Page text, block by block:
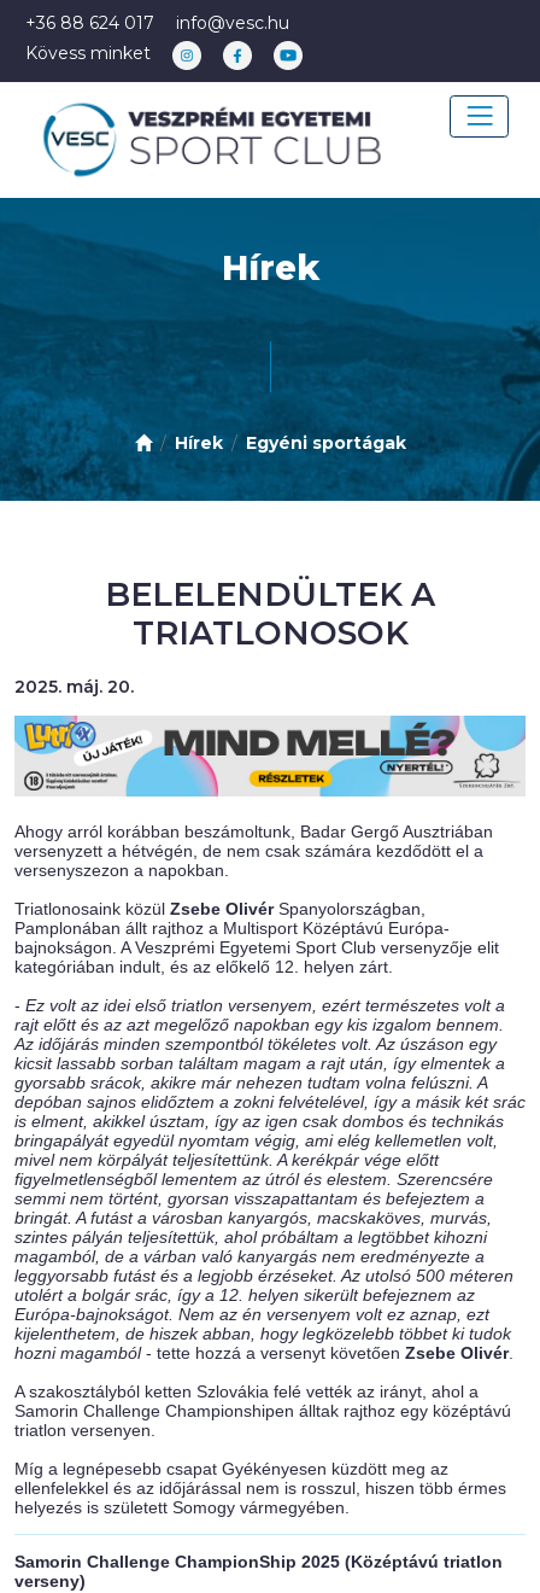
+36 88 624 017
info@vesc.hu
Kövess minket
Hírek
Hírek Egyéni sportágak
BELELENDÜLTEK A
TRIATLONOSOK
2025. máj. 20.
Ahogy arról korábban beszámoltunk, Badar Gergő Ausztriában
versenyzett a hétvégén, de nem csak számára kezdődött el a
versenyszezon a napokban.
Triatlonosaink közül Zsebe OlivérSpanyolországban,
Pamplonában állt rajthoz a Multisport Középtávú Európa-
bajnokságon. A Veszprémi Egyetemi Sport Club versenyzője elit
kategóriában indult, és az előkelő 12. helyen zárt.
- Ez volt az idei első triatlon versenyem, ezért természetes volt a
rajt előtt és az azt megelőző napokban egy kis izgalom bennem.
Az időjárás minden szempontból tökéletes volt. Az úszáson egy
kicsit lassabb sorban találtam magam a rajt után, így elmentek a
gyorsabb srácok, akikre már nehezen tudtam volna felúszni. A
depóban sajnos elidőztem a zokni felvételével, így a másik két srác
is elment, akikkel úsztam, így az igen csak dombos és technikás
bringapályát egyedül nyomtam végig, ami elég kellemetlen volt,
mivel nem körpályát teljesítettünk. A kerékpár vége előtt
figyelmetlenségből lementem az útról és elestem. Szerencsére
semmi nem történt, gyorsan visszapattantam és befejeztem a
bringát. A futást a városban kanyargós, macskaköves, murvás,
szintes pályán teljesítettük, ahol próbáltam a legtöbbet kihozni
magamból, de a várban való kanyargás nem eredményezte a
leggyorsabb futást és a legjobb érzéseket. Az utolsó 500 méteren
utolért a bolgár srác, így a 12. helyen sikerült befejeznem az
Európa-bajnokságot. Nem az én versenyem volt ez aznap, ezt
kijelenthetem, de hiszek abban, hogy legközelebb többet ki tudok
hozni magamból- tette hozzá a versenyt követően Zsebe Olivér.
A szakosztályból ketten Szlovákia felé vették az irányt, ahol a
Samorin Challenge Championshipen álltak rajthoz egy középtávú
triatlon versenyen.
Míg a legnépesebb csapat Gyékényesen küzdött meg az
ellenfelekkel és az időjárással nem is rosszul, hiszen több érmes
helyezés is született Somogy vármegyében.
Samorin Challenge ChampionShip 2025 (Középtávú triatlon
verseny)